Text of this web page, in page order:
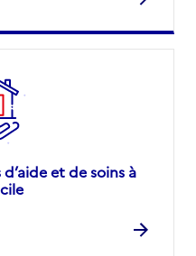
et de soins à